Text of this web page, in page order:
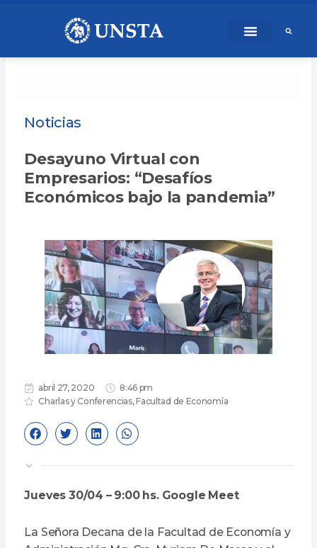
Noticias
Desayuno Virtual con
Empresarios: “Desafíos
Económicos bajo la pandemia”
abril 27, 2020
8:46 pm
Charlas y Conferencias,Facultad de Economía
Jueves 30/04 – 9:00 hs. Google Meet
La Señora Decana de la Facultad de Economía y